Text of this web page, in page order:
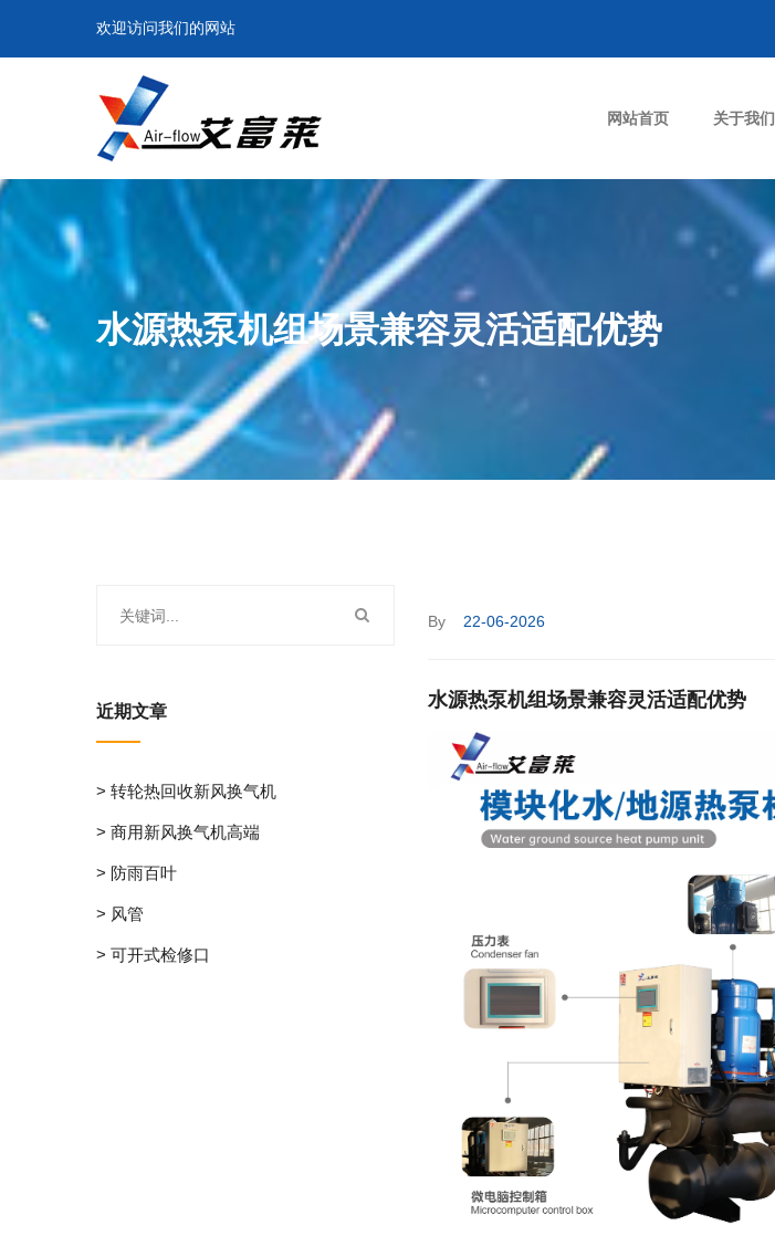
欢迎访问我们的网站
网站首页 关于我们
水源热泵机组场景兼容灵活适配优势
By 22-06-2026
水源热泵机组场景兼容灵活适配优势
近期文章
> 转轮热回收新风换气机
> 商用新风换气机高端
> 防雨百叶
> 风管
> 可开式检修口